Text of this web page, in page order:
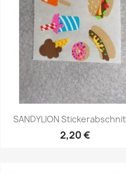
SANDYLION
2,20 €